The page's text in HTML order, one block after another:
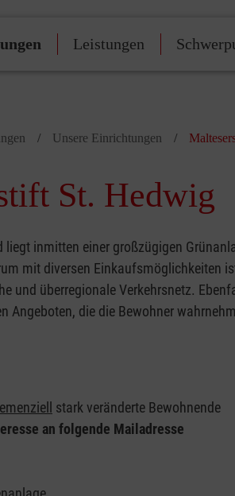
Leistungen
Unsere Einrichtungen
St. Hedwig
liegt inmitten einer großzügigen
mit diversen Einkaufsmöglichkeiten
und überregionale Verkehrsnetz.
die die Bewohner
stark veränderte Bewohnende
an folgende Mailadresse